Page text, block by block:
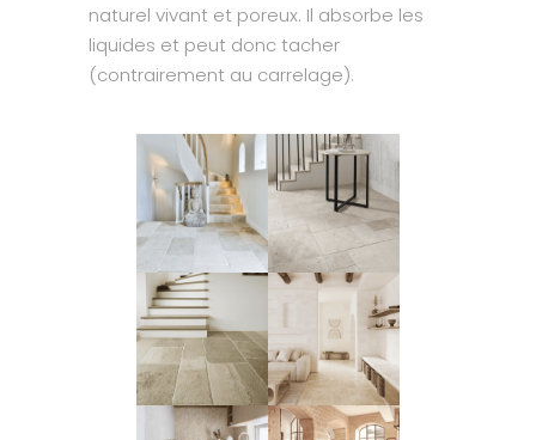
naturel vivant et poreux. Il absorbe les
liquides et peut donc tacher
(contrairement au carrelage).